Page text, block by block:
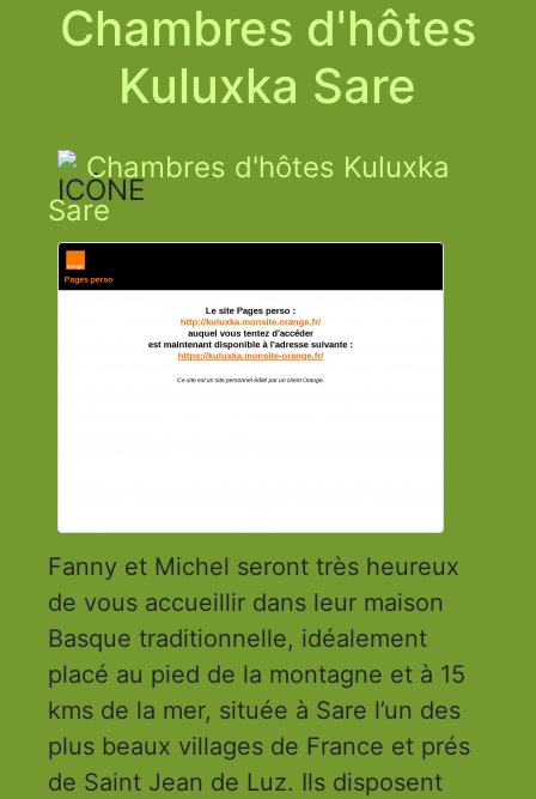
Chambres d'hôtes
Kuluxka Sare
Chambres d'hôtes Kuluxka
Sare
Fanny et Michel seront très heureux
de vous accueillir dans leur maison
Basque traditionnelle, idéalement
placé au pied de la montagne et à 15
kms de la mer, située à Sare l’un des
plus beaux villages de France et prés
de Saint Jean de Luz. Ils disposent